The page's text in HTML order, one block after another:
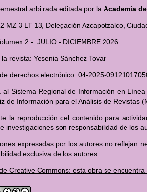
arbitrada editada por la Academia
MZ 3 LT 13, Delegación Azcapotzalco,
2 - JULIO - DICIEMBRE 2026
la revista: Yesenia Sánchez Tovar
de derechos electrónico: 04-2025-
al Sistema Regional de Información en
de Información para el Análisis de Revistas
la reproducción del contenido para
investigaciones son responsabilidad de los
expresadas por los autores no reflejan
exclusiva de los autores.
Creative Commons: esta obra se